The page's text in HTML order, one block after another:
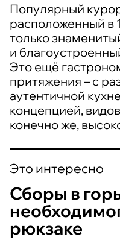
Популярный
расположенный в
только
и
Это ещё
притяжения – с
аутентичной
концепцией,
конечно же,
Это интересно
Сборы в
рюкзаке